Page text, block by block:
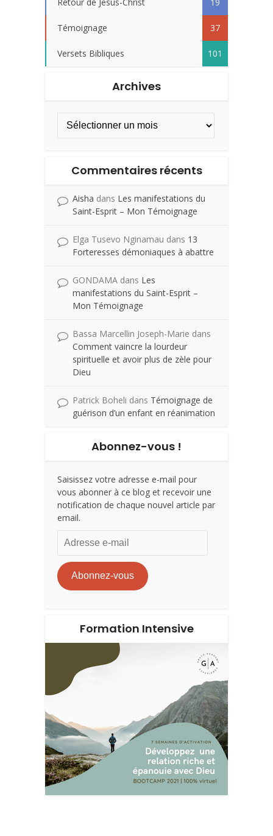
Témoignage 37
Versets Bibliques 101
Archives
Commentaires récents
Aisha dans Les manifestations du
Saint-Esprit – Mon Témoignage
Elga Tusevo Nginamau dans 13
Forteresses démoniaques à abattre
GONDAMA dans Les
manifestations du Saint-Esprit –
Mon Témoignage
Bassa Marcellin Joseph-Marie dans
Comment vaincre la lourdeur
spirituelle et avoir plus de zèle pour
Dieu
Patrick Boheli dans Témoignage de
guérison d’un enfant en réanimation
Abonnez-vous !
Saisissez votre adresse e-mail pour
vous abonner à ce blog et recevoir une
notification de chaque nouvel article par
email.
e-
mail
Abonnez-vous
Formation Intensive